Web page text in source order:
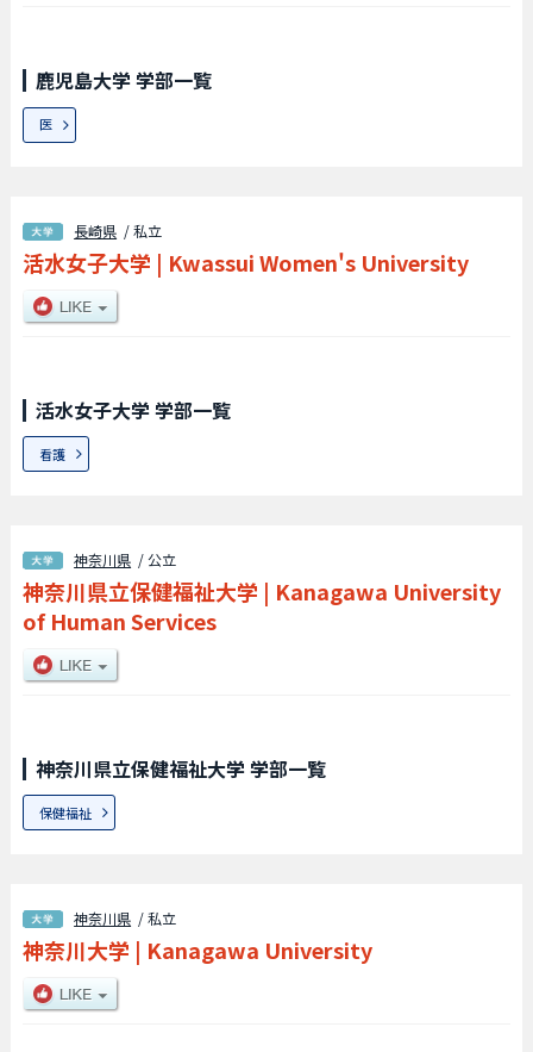
鹿児島大学 学部一覧
医
長崎県 / 私立
活水女子大学 | Kwassui Women's University
活水女子大学 学部一覧
看護
神奈川県 / 公立
神奈川県立保健福祉大学 | Kanagawa University
of Human Services
神奈川県立保健福祉大学 学部一覧
保健福祉
神奈川県 / 私立
神奈川大学 | Kanagawa University